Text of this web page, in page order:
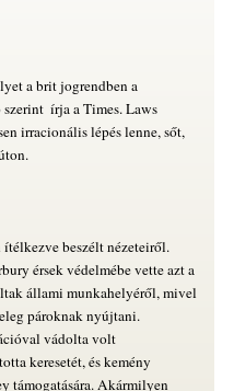
a brit jogrendben a
 írja a Times. Laws
irracionális lépés lenne, sőt,
beszélt nézeteiről.
érsek védelmébe vette azt a
állami munkahelyéről, mivel
pároknak nyújtani.
vádolta volt
keresetét, és kemény
támogatására. Akármilyen